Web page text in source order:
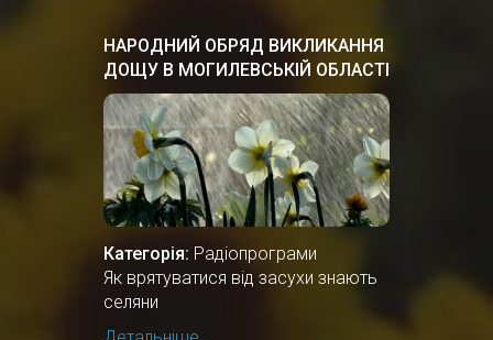
НАРОДНИЙ ОБРЯД ВИКЛИКАННЯ
ДОЩУ В МОГИЛЕВСЬКІЙ ОБЛАСТІ
БІЛОЇ РУСІ
Категорія: Радіопрограми
Як врятуватися від засухи знають
селяни